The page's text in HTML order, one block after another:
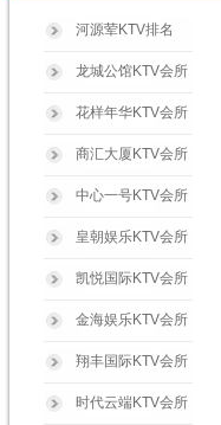
河源荤KTV排名
龙城公馆KTV会所
花样年华KTV会所
商汇大厦KTV会所
中心一号KTV会所
皇朝娱乐KTV会所
凯悦国际KTV会所
金海娱乐KTV会所
翔丰国际KTV会所
时代云端KTV会所